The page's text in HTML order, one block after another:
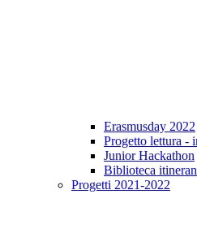
Erasmusday 2022
Progetto lettura -
Junior Hackathon
Biblioteca
Progetti 2021-2022